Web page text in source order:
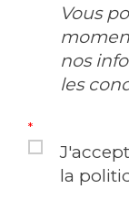
Vous
nos
les
la